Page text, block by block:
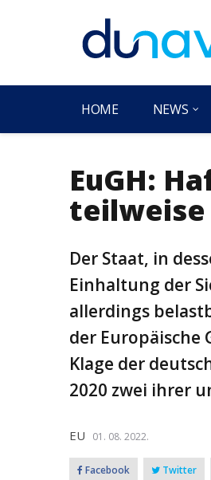
HOME NEWS
EuGH:
Der Staat, in
Einhaltung der
allerdings
der Europäische
Klage der
2020 zwei ihrer
EU 01. 08. 2022.
Facebook Twitter